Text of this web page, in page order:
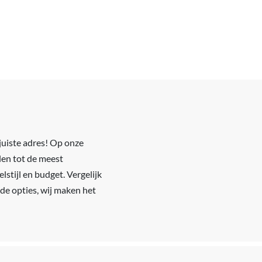
adres! Op onze
tot de meest
en budget. Vergelijk
opties, wij maken het